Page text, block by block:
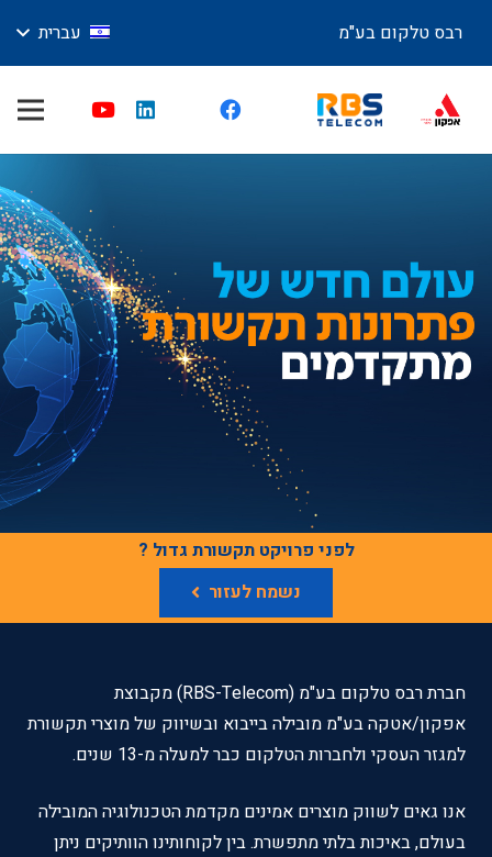
רבס טלקום בע"מ עברית
לפני פרויקט תקשורת גדול ?
נשמח לעזור
חברת רבס טלקום בע"מ (RBS-Telecom) מקבוצת
אפקון/אטקה בע"מ מובילה בייבוא ובשיווק של מוצרי תקשורת
למגזר העסקי ולחברות הטלקום כבר למעלה מ-13 שנים.
אנו גאים לשווק מוצרים אמינים מקדמת הטכנולוגיה המובילה
בעולם, באיכות בלתי מתפשרת. בין לקוחותינו הוותיקים ניתן